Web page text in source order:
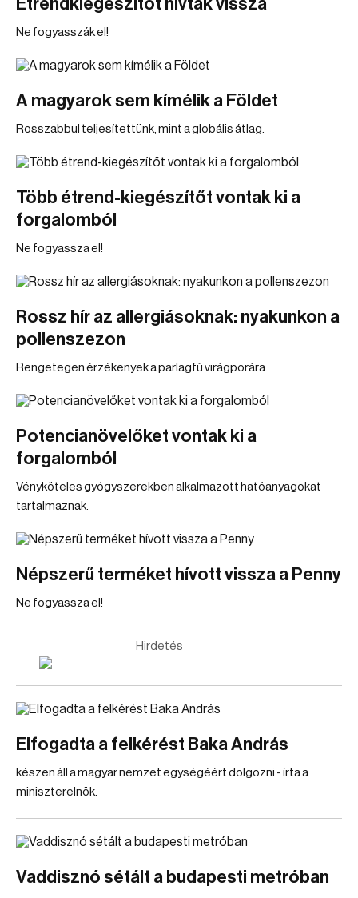
Étrendkiegészítőt hívtak vissza
Ne fogyasszák el!
A magyarok sem kímélik a Földet
Rosszabbul teljesítettünk, mint a globális átlag.
Több étrend-kiegészítőt vontak ki a
forgalomból
Ne fogyassza el!
Rossz hír az allergiásoknak: nyakunkon a
pollenszezon
Rengetegen érzékenyek a parlagfű virágporára.
Potencianövelőket vontak ki a
forgalomból
Vényköteles gyógyszerekben alkalmazott hatóanyagokat
tartalmaznak.
Népszerű terméket hívott vissza a Penny
Ne fogyassza el!
Hirdetés
Elfogadta a felkérést Baka András
készen áll a magyar nemzet egységéért dolgozni - írta a
miniszterelnök.
Vaddisznó sétált a budapesti metróban